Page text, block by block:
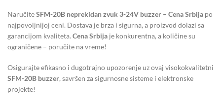
NaručiteSFM-20B neprekidan zvuk 3-24V buzzer – Cena Srbija po
najpovoljnijoj ceni. Dostava je brza i sigurna, a proizvod dolazi sa
garancijom kvaliteta. Cena Srbija je konkurentna, a količine su
ograničene – poručite na vreme!
Osigurajte efikasno i dugotrajno upozorenje uz ovaj visokokvalitetni
SFM-20B buzzer, savršen za sigurnosne sisteme i elektronske
projekte!